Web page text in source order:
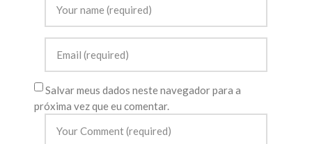
Salvar meus dados neste navegador para a
próxima vez que eu comentar.